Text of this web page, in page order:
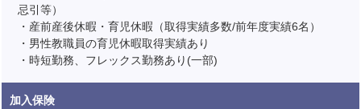
忌引等）
・産前産後休暇・育児休暇（取得実績多数/前年度実績6名）
・男性教職員の育児休暇取得実績あり
・時短勤務、フレックス勤務あり(一部)
加入保険